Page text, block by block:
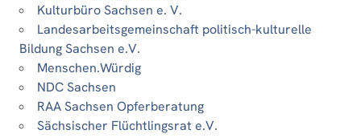
Kulturbüro Sachsen e. V.
Landesarbeitsgemeinschaft politisch-kulturelle
Bildung Sachsen e.V.
Menschen.Würdig
NDC Sachsen
RAA Sachsen Opferberatung
Sächsischer Flüchtlingsrat e.V.